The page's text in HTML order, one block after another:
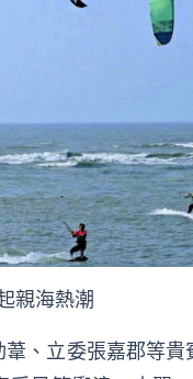
親海熱潮
、立委張嘉郡等貴